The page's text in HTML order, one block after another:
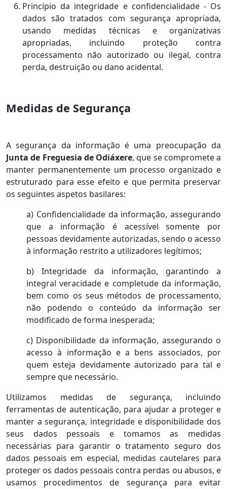
Princípio da integridade e confidencialidade - Os
dados são tratados com segurança apropriada,
usando medidas técnicas e organizativas
apropriadas, incluindo proteção contra
processamento não autorizado ou ilegal, contra
perda, destruição ou dano acidental.
Medidas de Segurança
A segurança da informação é uma preocupação da
Junta de Freguesia de Odiáxere, que se compromete a
manter permanentemente um processo organizado e
estruturado para esse efeito e que permita preservar
os seguintes aspetos basilares:
a) Confidencialidade da informação, assegurando
que a informação é acessível somente por
pessoas devidamente autorizadas, sendo o acesso
à informação ­restrito a utilizadores legítimos;
b) Integridade da informação, garantindo a
integral veracidade e completude da informação,
bem como os seus métodos de processamento,
não podendo o conteúdo da informação ser
modificado de forma inesperada;
c) Disponibilidade da informação, assegurando o
acesso à informação e a bens associados, por
quem esteja devidamente autorizado para tal e
sempre que necessário.
Utilizamos medidas de segurança, incluindo
ferramentas de autenticação, para ajudar a proteger e
manter a segurança, integridade e disponibilidade dos
seus dados pessoais e tomamos as medidas
necessárias para garantir o tratamento seguro dos
dados pessoais em especial, medidas cautelares para
proteger os dados pessoais contra perdas ou abusos, e
usamos procedimentos de segurança para evitar